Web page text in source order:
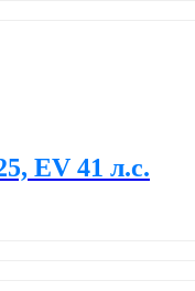
EV 41 л.с.